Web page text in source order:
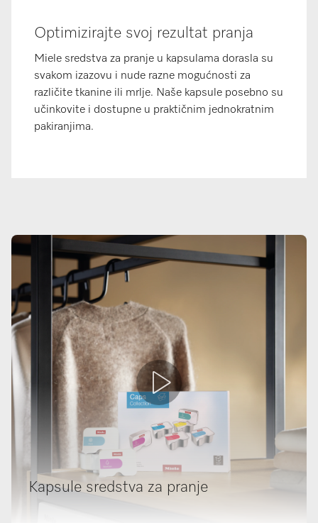
Optimizirajte svoj rezultat pranja
Miele sredstva za pranje u kapsulama dorasla su
svakom izazovu i nude razne mogućnosti za
različite tkanine ili mrlje. Naše kapsule posebno su
učinkovite i dostupne u praktičnim jednokratnim
pakiranjima.
Kapsule sredstva za pranje